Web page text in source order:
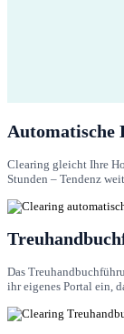
Automatische
Clearing gleicht Ihre
Stunden – Tendenz
Das
ihr eigenes Portal ein,